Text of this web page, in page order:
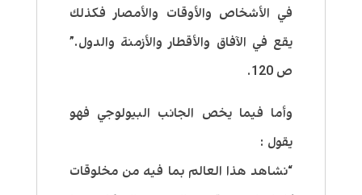
في الأشخاص والأوقات والأمصار فكذلك
يقع في الآفاق والأقطار والأزمنة والدول.”
ص 120.
وأما فيما يخص الجانب البيولوجي فهو
يقول :
“نشاهد هذا العالم بما فيه من مخلوقات